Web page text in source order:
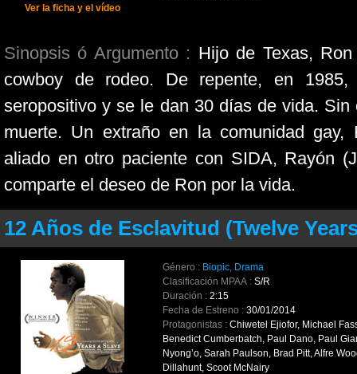
Ver la ficha y el vídeo
Sinopsis ó Argumento : Hijo de Texas,
cowboy de rodeo. De repente, en 1985,
seropositivo y se le dan 30 días de vida.
muerte. Un extraño en la comunidad gay,
aliado en otro paciente con SIDA, Rayón
comparte el deseo de Ron por la vida.
12 Años de Esclavitud (Twelve
Género : Biopic, Drama
Clasificación MPAA : S/R
Duración : 2:15
Fecha de Estreno : 30/01/2014
Protagonistas : Chiwetel Ejiofor, Michael
Benedict Cumberbatch, Paul Dano, Paul
Nyong’o, Sarah Paulson, Brad Pitt, Alfre
Dillahunt, Scoot McNairy